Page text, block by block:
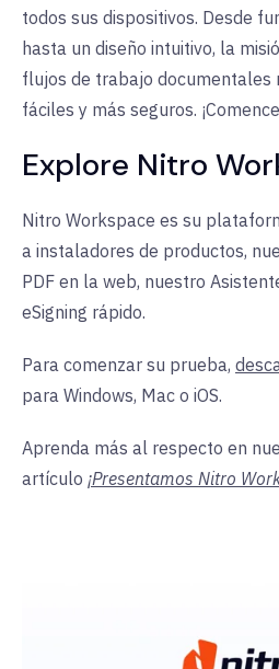
todos sus dispositivos. Desde
hasta un diseño intuitivo, la
flujos de trabajo documentales
fáciles y más seguros.
Explore Nitro
Nitro Workspace es su
a instaladores de productos,
PDF en la web, nuestro
eSigning rápido.
Para comenzar su prueba,
para Windows, Mac o iOS.
Aprenda más al respecto en
artículo ¡Presentamos Nitro